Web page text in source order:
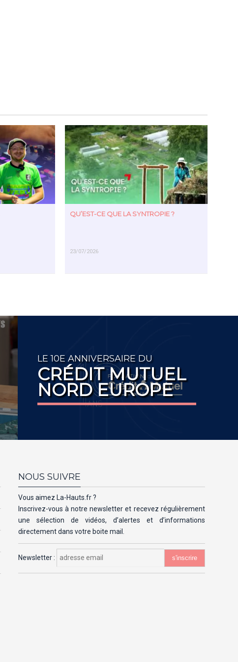
QU’EST-CE QUE LA SYNTROPIE ?
23/07/2026
LE 10E ANNIVERSAIRE DU
CRÉDIT MUTUEL
NORD EUROPE
NOUS SUIVRE
Vous aimez La-Hauts.fr ?
Inscrivez-vous à notre newsletter et recevez régulièrement
une sélection de vidéos, d’alertes et d’informations
directement dans votre boite mail.
Newsletter :